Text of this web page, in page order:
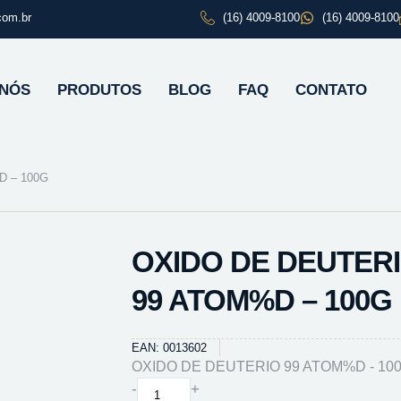
(16) 4009-8100 (16) 4009-8100
PRODUTOS BLOG FAQ CONTATO
– 100G
OXIDO DE
99 ATOM%D – 100G
EAN: 0013602
OXIDO DE DEUTERIO 99 ATOM%D -
-
OXIDO
+